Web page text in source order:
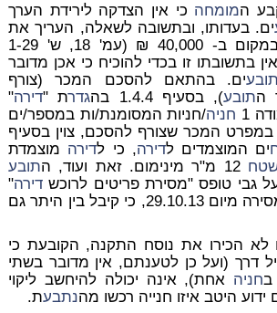
מומחה כי אין הצדקה לירידת הערך
ים. בעדותו, ובתשובה לשאלה, העריך את
מחירה של חנייה במקום ב- 40,000 ₪ (עמ' 18, ש' 1-29
בתשובתו זו בכדי להוכיח כי אכן מדובר
תובעים. בהתאם להסכם המכר (צורף
התובע), בסעיף 1.4.4 בה גדרת "דירה"
1 חניה/חניות המסומנת/ות במספר/ים
41+42" גם במפרט המכר שצורף להסכם, צוין בסעיף
ים המוצמדים לדירה, כי לדירה מוצמדת
12 מ"ר מינימום. זאת ועוד, ה
תובע
גבי טופס "מסירת פריטים לרוכשדירה"
שצורף לפרטיכל המסירה מיום 29.10.13, כי קיבל בין היתר גם
לא הכירו את נוסח התקנה, הקובעת כי
דרך (ועל כן לטענתם, אין מדובר בשתי
בחניה אחת), אינה יכולה להיחשב ליקוי
ידוע היטב איזו חנייה רכשו מהנתבעת.